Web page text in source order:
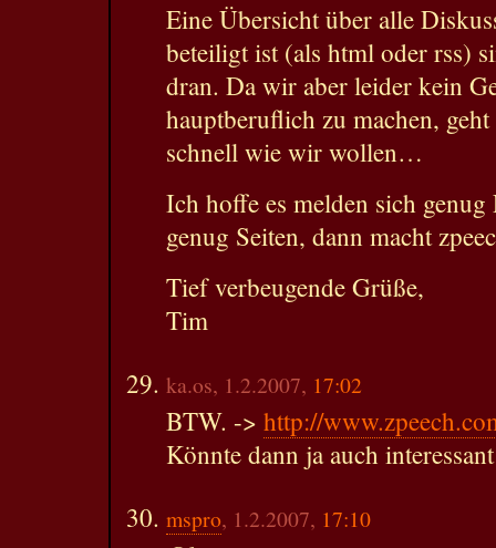
Eine Übersicht über alle
beteiligt ist (als html oder rss)
dran. Da wir aber leider kein
hauptberuflich zu machen,
schnell wie wir wollen…
Ich hoffe es melden sich
genug Seiten, dann macht
Tief verbeugende Grüße,
Tim
ka.os, 1.2.2007, 17:02
BTW. -> http://
Könnte dann ja auch
mspro, 1.2.2007, 17:10